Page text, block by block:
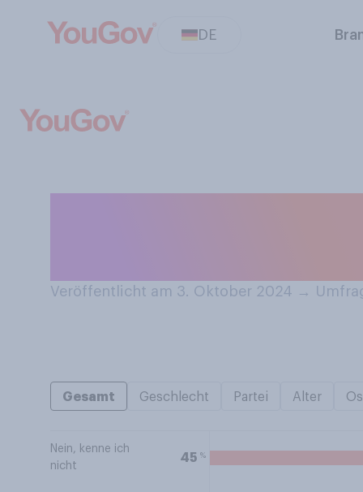
DE
Veröffentlicht am 3. Oktober 2024 →
Gesamt Geschlecht Partei Alter
Nein, kenne ich
nicht
45 %